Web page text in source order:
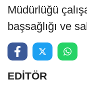
Müdürlüğü
başsağlığı ve
EDİTÖR